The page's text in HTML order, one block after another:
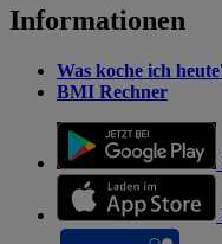
Informationen
Was koche ich
BMI Rechner